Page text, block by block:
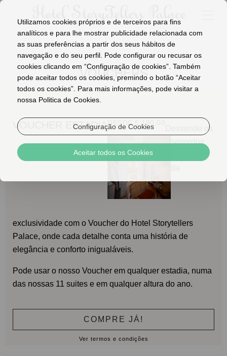
VOUCHERS
VOUCHER ESTADIADESDE € 190,00
Desvende os
segredos
exclusividade com o Voucher do Hotel Storytellers
Palace, onde cada detalhe conta uma história de
elegância e conforto inigualáveis.
Pode usar o nosso Voucher em qualquer estadia, numa
das nossas 11 suites e em qualquer altura do ano.
Ver termos e condições
COMPRE JÁ!
Utilizamos cookies próprios e de terceiros para fins
analíticos e para lhe mostrar publicidade relacionada com
as suas preferências a partir dos seus hábitos de
navegação e do seu perfil. Pode configurar ou recusar os
cookies clicando em “Configuração de cookies”. Também
pode aceitar todos os cookies, premindo o botão “Aceitar
todos os cookies”. Para mais informações, pode visitar a
nossa Politica de Cookies.
Configuração de Cookies
Aceitar todos os Cookies